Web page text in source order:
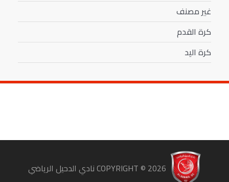
غير مصنف
كرة القدم
كرة اليد
2026 نادي الدحيل الرياضي